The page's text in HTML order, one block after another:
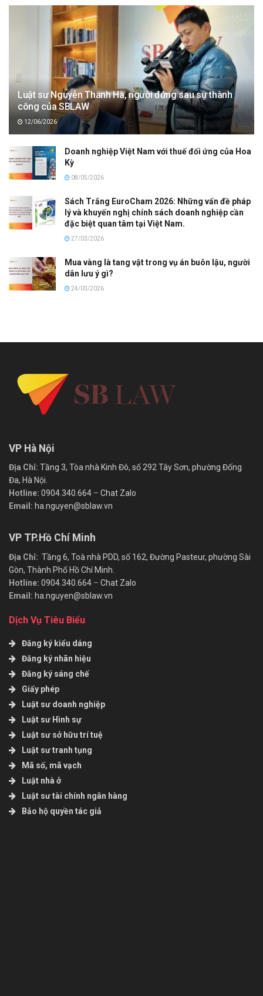
Luật sư Nguyễn Thanh Hà, người đứng sau sự thành
công của SBLAW
12/06/2026
Doanh nghiệp Việt Nam với thuế đối ứng của Hoa
Kỳ
08/05/2026
Sách Trắng EuroCham 2026: Những vấn đề pháp
lý và khuyến nghị chính sách doanh nghiệp cần
đặc biệt quan tâm tại Việt Nam.
27/03/2026
Mua vàng là tang vật trong vụ án buôn lậu, người
dân lưu ý gì?
24/03/2026
VP Hà Nội
Địa Chỉ: Tầng 3, Tòa nhà Kinh Đô, số 292 Tây Sơn, phường Đống
Đa, Hà Nội.
Hotline: 0904.340.664 – Chat Zalo
Email: ha.nguyen@sblaw.vn
VP TP.Hồ Chí Minh
Địa Chỉ: Tầng 6, Toà nhà PDD, số 162, Đường Pasteur, phường Sài
Gòn, Thành Phố Hồ Chí Minh.
Hotline: 0904.340.664 – Chat Zalo
Email: ha.nguyen@sblaw.vn
Dịch Vụ Tiêu Biểu
Đăng ký kiểu dáng
Đăng ký nhãn hiệu
Đăng ký sáng chế
Giấy phép
Luật sư doanh nghiệp
Luật sư Hình sự
Luật sư sở hữu trí tuệ
Luật sư tranh tụng
Mã số, mã vạch
Luật nhà ở
Luật sư tài chính ngân hàng
Bảo hộ quyền tác giả